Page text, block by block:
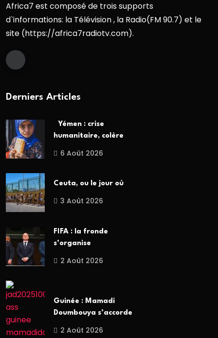
Africa7 est composé de trois supports
d`informations: la Télévision , la Radio(FM 90.7) et le
site (https://africa7radiotv.com).
Derniers Articles
Yémen : crise
humanitaire, colère
6 Août 2026
Ceuta, ou le jour où
3 Août 2026
FIFA : la fronde
s’organise
2 Août 2026
Guinée : Mamadi
Doumbouya s’accorde
2 Août 2026